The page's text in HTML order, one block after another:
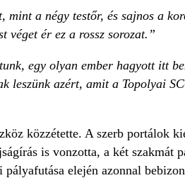
a négy testőr, és sajnos a
véget ér ez a rossz sorozat.”
egy olyan ember hagyott itt
leszünk azért, amit a Topolyai
közzétette. A szerb portálok
is vonzotta, a két szakmát
elején azonnal